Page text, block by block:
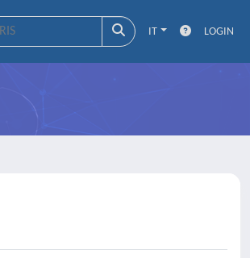
IT LOGIN